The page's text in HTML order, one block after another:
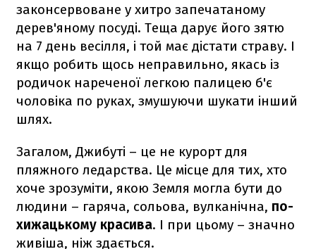
законсервоване у хитро запечатаному
дерев'яному посуді. Теща дарує його зятю
на 7 день весілля, і той має дістати страву. І
якщо робить щось неправильно, якась із
родичок нареченої легкою палицею б'є
чоловіка по руках, змушуючи шукати інший
шлях.
Загалом, Джибуті – це не курорт для
пляжного ледарства. Це місце для тих, хто
хоче зрозуміти, якою Земля могла бути до
людини – гаряча, сольова, вулканічна, по-
хижацькому красива. І при цьому – значно
живіша, ніж здається.